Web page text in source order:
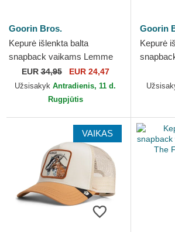
Goorin Bros.
Kepurė išlenkta balta
snapback vaikams Lemme
Cook Mini The Farm Goorin
Bros.
EUR34,95 EUR 24,47
Užsisakyk Antradienis, 11 d.
Rugpjūtis
Goorin
Kepurė
Mini
VAIKAS